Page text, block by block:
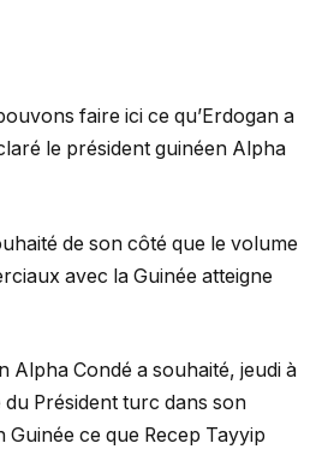
faire ici ce qu’Erdogan a
le président guinéen Alpha
de son côté que le volume
avec la Guinée atteigne
Alpha Condé a souhaité, jeudi à
du Président turc dans son
ce que Recep Tayyip